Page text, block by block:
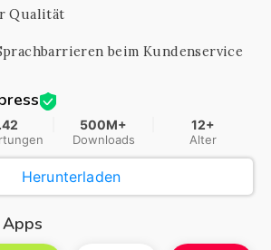
Qualität
beim Kundenservice
500M+
Downloads
12+
Alter
Herunterladen